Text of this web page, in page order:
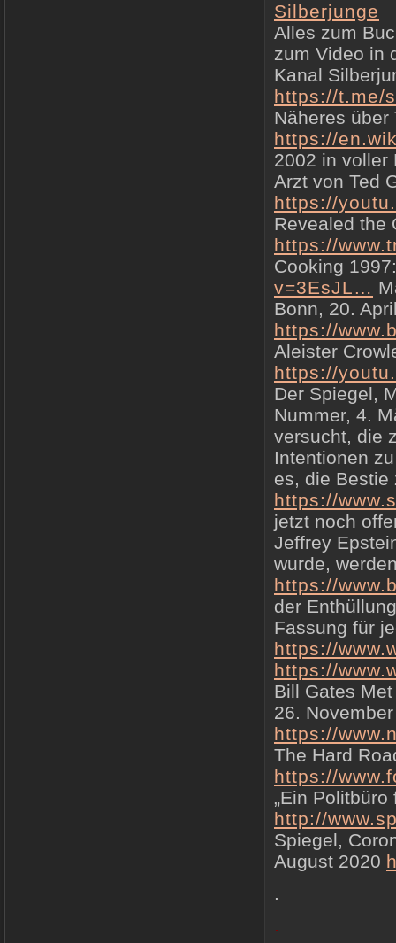
Silberjunge
Alles zum
zum Video in
Kanal
https://t.me/
Näheres über
https://
2002 in
Arzt von Ted
https://
Revealed the
https://
Cooking
v=3EsJL…
Bonn, 20.
https://
Aleister
https://
Der Spiegel,
Nummer, 4.
versucht, die
Intentionen
es, die Bestie
https://
jetzt noch
Jeffrey
wurde,
https://
der
Fassung für
https://
https://
Bill Gates
26.
https://
The Hard
https://
„Ein Politbüro
http://
Spiegel,
August 2020
.
.